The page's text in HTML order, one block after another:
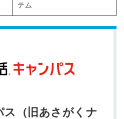
テム
ス（旧あさがくナ